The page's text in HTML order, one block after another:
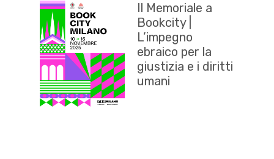
Il Memoriale a
Bookcity |
L’impegno
ebraico per la
giustizia e i diritti
umani